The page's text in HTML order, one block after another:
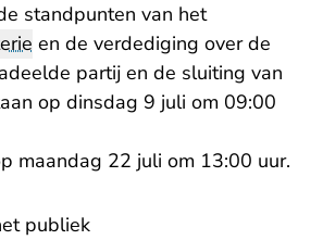
standpunten van het
en de verdediging over de
partij en de sluiting van
op dinsdag 9 juli om 09:00
maandag 22 juli om 13:00 uur.
publiek